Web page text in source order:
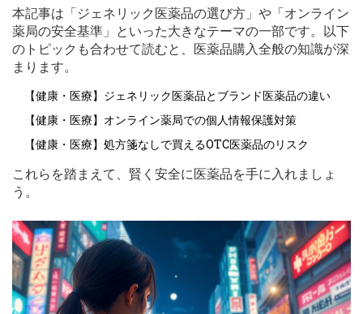
本記事は「ジェネリック医薬品の選び方」や「オンライン
薬局の安全基準」といった大きなテーマの一部です。以下
のトピックも合わせて読むと、医薬品購入全般の知識が深
まります。
【健康・医療】ジェネリック医薬品とブランド医薬品の違い
【健康・医療】オンライン薬局での個人情報保護対策
【健康・医療】処方箋なしで買えるOTC医薬品のリスク
これらを踏まえて、賢く安全に医薬品を手に入れましょ
う。